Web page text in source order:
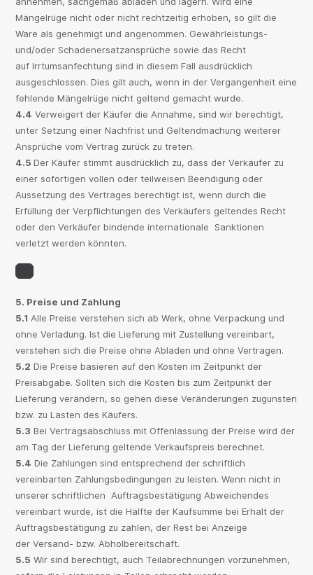
Mängelrüge nicht oder nicht rechtzeitig erhoben, so gilt die
Ware als genehmigt und angenommen. Gewährleistungs-
und/oder Schadenersatzansprüche sowie das Recht
auf Irrtumsanfechtung sind in diesem Fall ausdrücklich
ausgeschlossen. Dies gilt auch, wenn in der Vergangenheit eine
fehlende Mängelrüge nicht geltend gemacht wurde.
4.4 Verweigert der Käufer die Annahme, sind wir berechtigt,
unter Setzung einer Nachfrist und Geltendmachung weiterer
Ansprüche vom Vertrag zurück zu treten.
4.5 Der Käufer stimmt ausdrücklich zu, dass der Verkäufer zu
einer sofortigen vollen oder teilweisen Beendigung oder
Aussetzung des Vertrages berechtigt ist, wenn durch die
Erfüllung der Verpflichtungen des Verkäufers geltendes Recht
oder den Verkäufer bindende internationale Sanktionen
verletzt werden könnten.
5. Preise und Zahlung
5.1 Alle Preise verstehen sich ab Werk, ohne Verpackung und
ohne Verladung. Ist die Lieferung mit Zustellung vereinbart,
verstehen sich die Preise ohne Abladen und ohne Vertragen.
5.2 Die Preise basieren auf den Kosten im Zeitpunkt der
Preisabgabe. Sollten sich die Kosten bis zum Zeitpunkt der
Lieferung verändern, so gehen diese Veränderungen zugunsten
bzw. zu Lasten des Käufers.
5.3 Bei Vertragsabschluss mit Offenlassung der Preise wird der
am Tag der Lieferung geltende Verkaufspreis berechnet.
5.4 Die Zahlungen sind entsprechend der schriftlich
vereinbarten Zahlungsbedingungen zu leisten. Wenn nicht in
unserer schriftlichen Auftragsbestätigung Abweichendes
vereinbart wurde, ist die Hälfte der Kaufsumme bei Erhalt der
Auftragsbestätigung zu zahlen, der Rest bei Anzeige
der Versand- bzw. Abholbereitschaft.
5.5 Wir sind berechtigt, auch Teilabrechnungen vorzunehmen,